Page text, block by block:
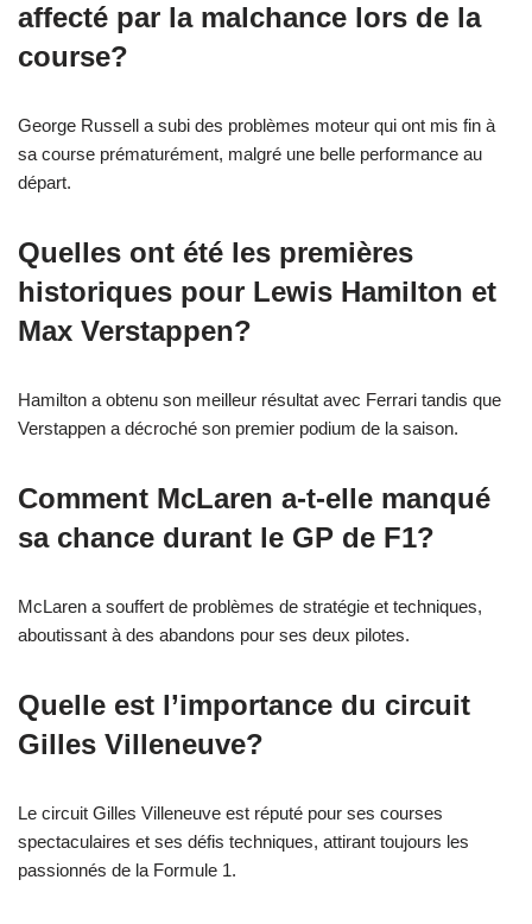
affecté par la malchance lors de la
course?
George Russell a subi des problèmes moteur qui ont mis fin à
sa course prématurément, malgré une belle performance au
départ.
Quelles ont été les premières
historiques pour Lewis Hamilton et
Max Verstappen?
Hamilton a obtenu son meilleur résultat avec Ferrari tandis que
Verstappen a décroché son premier podium de la saison.
Comment McLaren a-t-elle manqué
sa chance durant le GP de F1?
McLaren a souffert de problèmes de stratégie et techniques,
aboutissant à des abandons pour ses deux pilotes.
Quelle est l’importance du circuit
Gilles Villeneuve?
Le circuit Gilles Villeneuve est réputé pour ses courses
spectaculaires et ses défis techniques, attirant toujours les
passionnés de la Formule 1.